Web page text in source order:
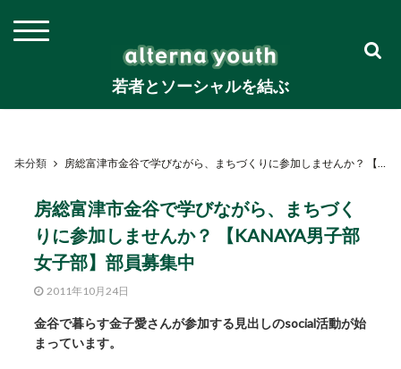
若者とソーシャルを結ぶ
未分類 房総富津市金谷で学びながら、まちづくりに参加しませんか？ 【KANAYA男子部女子部】部員募集中
房総富津市金谷で学びながら、まちづく
りに参加しませんか？ 【KANAYA男子部
女子部】部員募集中
2011年10月24日
金谷で暮らす金子愛さんが参加する見出しのsocial活動が始
まっています。